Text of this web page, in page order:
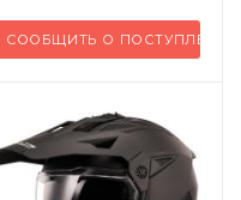
СООБЩИТЬ О ПОСТУПЛЕНИИ